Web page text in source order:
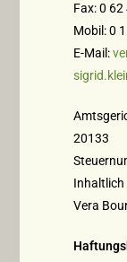
Fax: 0
Mobil: 0
E-Mail:
20133
Inhaltlich
Vera